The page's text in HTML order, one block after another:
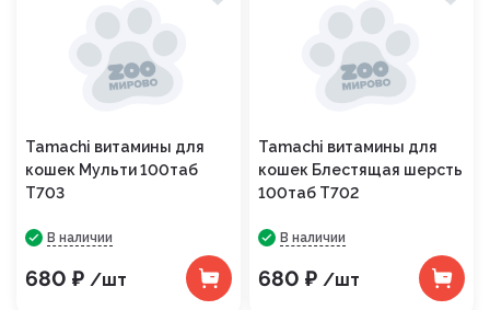
Tamachi витамины для
кошек Мульти 100таб
Т703
В наличии
680 ₽ /шт
Tamachi витамины для
кошек Блестящая шерсть
100таб Т702
В наличии
680 ₽ /шт